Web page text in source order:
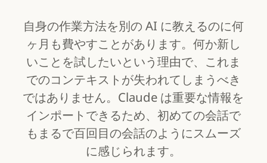
自身の作業方法を別の AI に教えるのに何
ヶ月も費やすことがあります。何か新し
いことを試したいという理由で、これま
でのコンテキストが失われてしまうべき
ではありません。Claude は重要な情報を
インポートできるため、初めての会話で
もまるで百回目の会話のようにスムーズ
に感じられます。